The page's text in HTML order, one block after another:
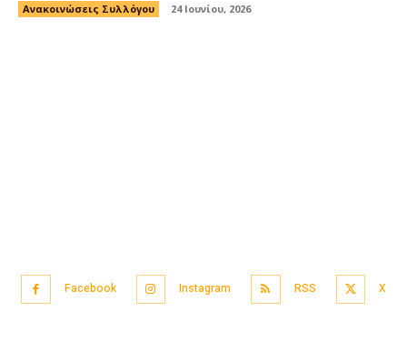
Ανακοινώσεις Συλλόγου 24 Ιουνίου, 2026
Facebook Instagram RSS X